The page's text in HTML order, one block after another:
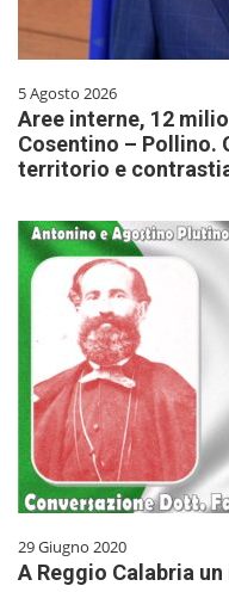
5 Agosto 2026
Aree interne, 12
Cosentino – Pollino.
territorio e
29 Giugno 2020
A Reggio Calabria